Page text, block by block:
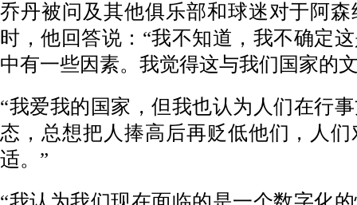
乔丹被问及其他俱乐部和球迷对于阿
时，他回答说：“我不知道，我不确定
中有一些因素。我觉得这与我们国家的
“我爱我的国家，但我也认为人们在行
态，总想把人捧高后再贬低他们，人
适。”